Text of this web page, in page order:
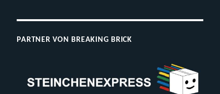
PARTNER VON BREAKING BRICK